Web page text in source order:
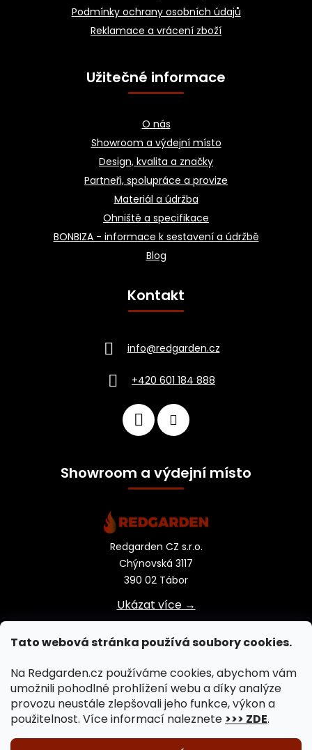
Tato webová stránka používá soubory cookies.
Na Redgarden.cz používáme cookies, abychom vám
umožnili pohodlné prohlížení webu a díky analýze
provozu neustále zlepšovali jeho funkce, výkon a
použitelnost. Více informací naleznete >>> ZDE.
Podmínky ochrany osobních údajů
Reklamace a vrácení zboží
Užitečné informace
O nás
Showroom a výdejní místo
Design, kvalita a značky
Partneři, spolupráce a provize
Materiál a údržba
Ohniště a specifikace
BONBIZA - informace k sestavení a údržbě
Blog
Kontakt
info@redgarden.cz
+420 601 184 888
Showroom a výdejní místo
Redgarden CZ s.r.o.
Chýnovská 3117
390 02 Tábor
Ukázat více →